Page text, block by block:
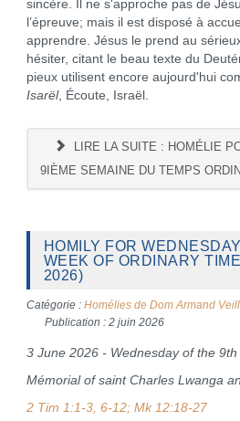
sincère. Il ne s'approche pas de
l’épreuve; mais il est disposé à
apprendre. Jésus le prend au
hésiter, citant le beau texte du
pieux utilisent encore aujourd'hui
Isarël, Écoute, Israël.
LIRE LA SUITE : HOMÉLIE
9IÈME SEMAINE DU TEMPS
HOMILY FOR
WEEK OF ORDINARY
2026)
Catégorie : Homélies de Dom Armand
Publication : 2 juin 2026
3 June 2026 - Wednesday of the
Mémorial of saint Charles Lwanga
2 Tim 1:1-3, 6-12; Mk 12:18-27